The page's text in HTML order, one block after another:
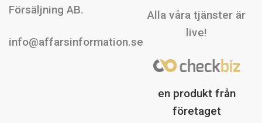
Försäljning AB.
info@affarsinformation.se
Alla våra tjänster är
live!
en produkt från
företaget